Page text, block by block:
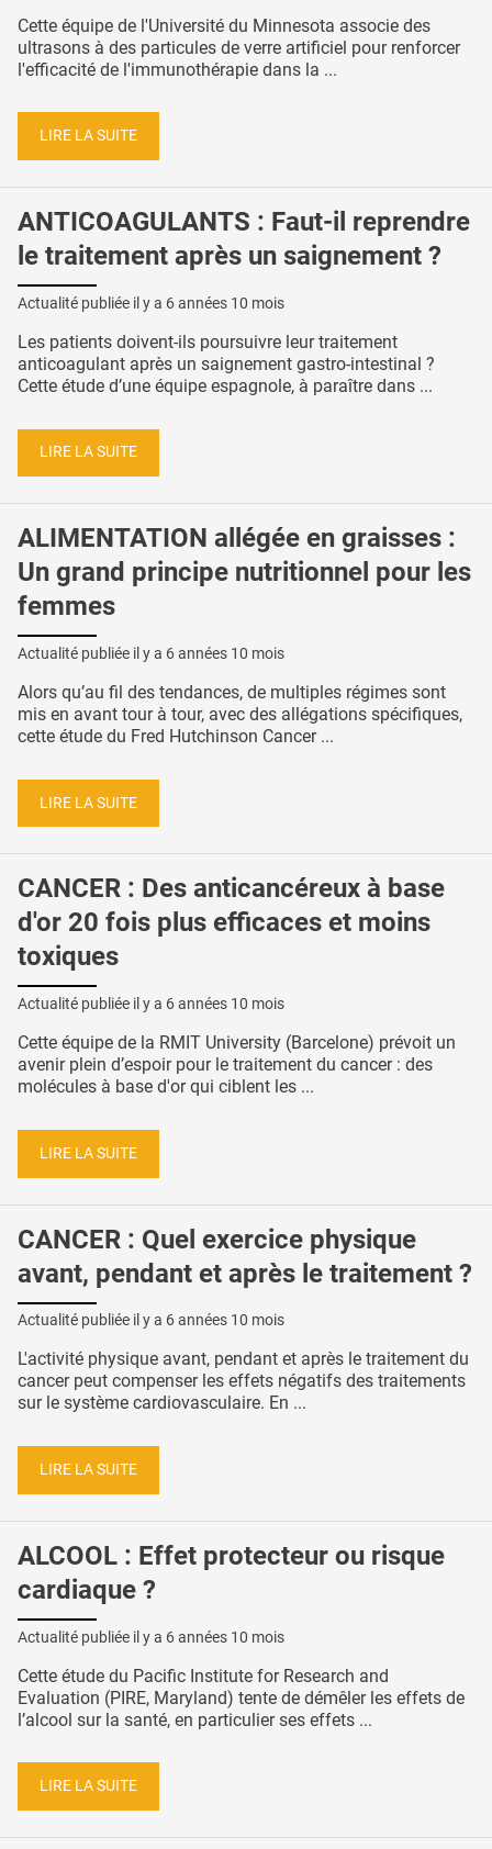
Cette équipe de l'Université du Minnesota associe des
ultrasons à des particules de verre artificiel pour renforcer
l'efficacité de l'immunothérapie dans la ...
LIRE LA SUITE
ANTICOAGULANTS : Faut-il reprendre
le traitement après un saignement ?
Actualité publiée il y a 6 années 10 mois
Les patients doivent-ils poursuivre leur traitement
anticoagulant après un saignement gastro-intestinal ?
Cette étude d’une équipe espagnole, à paraître dans ...
LIRE LA SUITE
ALIMENTATION allégée en graisses :
Un grand principe nutritionnel pour les
femmes
Actualité publiée il y a 6 années 10 mois
Alors qu’au fil des tendances, de multiples régimes sont
mis en avant tour à tour, avec des allégations spécifiques,
cette étude du Fred Hutchinson Cancer ...
LIRE LA SUITE
CANCER : Des anticancéreux à base
d'or 20 fois plus efficaces et moins
toxiques
Actualité publiée il y a 6 années 10 mois
Cette équipe de la RMIT University (Barcelone) prévoit un
avenir plein d’espoir pour le traitement du cancer : des
molécules à base d'or qui ciblent les ...
LIRE LA SUITE
CANCER : Quel exercice physique
avant, pendant et après le traitement ?
Actualité publiée il y a 6 années 10 mois
L'activité physique avant, pendant et après le traitement du
cancer peut compenser les effets négatifs des traitements
sur le système cardiovasculaire. En ...
LIRE LA SUITE
ALCOOL : Effet protecteur ou risque
cardiaque ?
Actualité publiée il y a 6 années 10 mois
Cette étude du Pacific Institute for Research and
Evaluation (PIRE, Maryland) tente de démêler les effets de
l’alcool sur la santé, en particulier ses effets ...
LIRE LA SUITE